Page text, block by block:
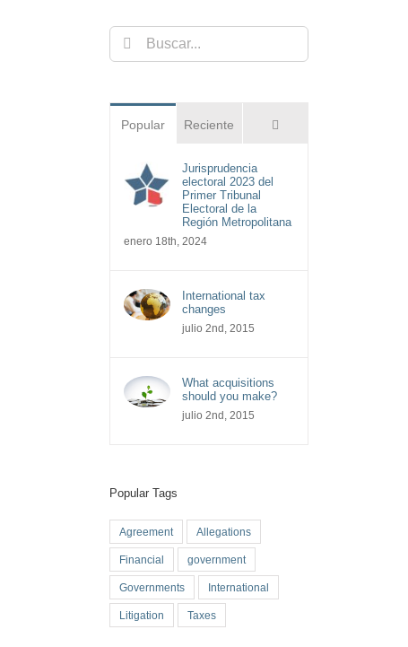
Buscar:
Popular Reciente
Jurisprudencia
electoral 2023 del
Primer Tribunal
Electoral de la
Región Metropolitana
enero 18th, 2024
International tax
changes
julio 2nd, 2015
What acquisitions
should you make?
julio 2nd, 2015
Popular Tags
Agreement Allegations
Financial government
Governments International
Litigation Taxes